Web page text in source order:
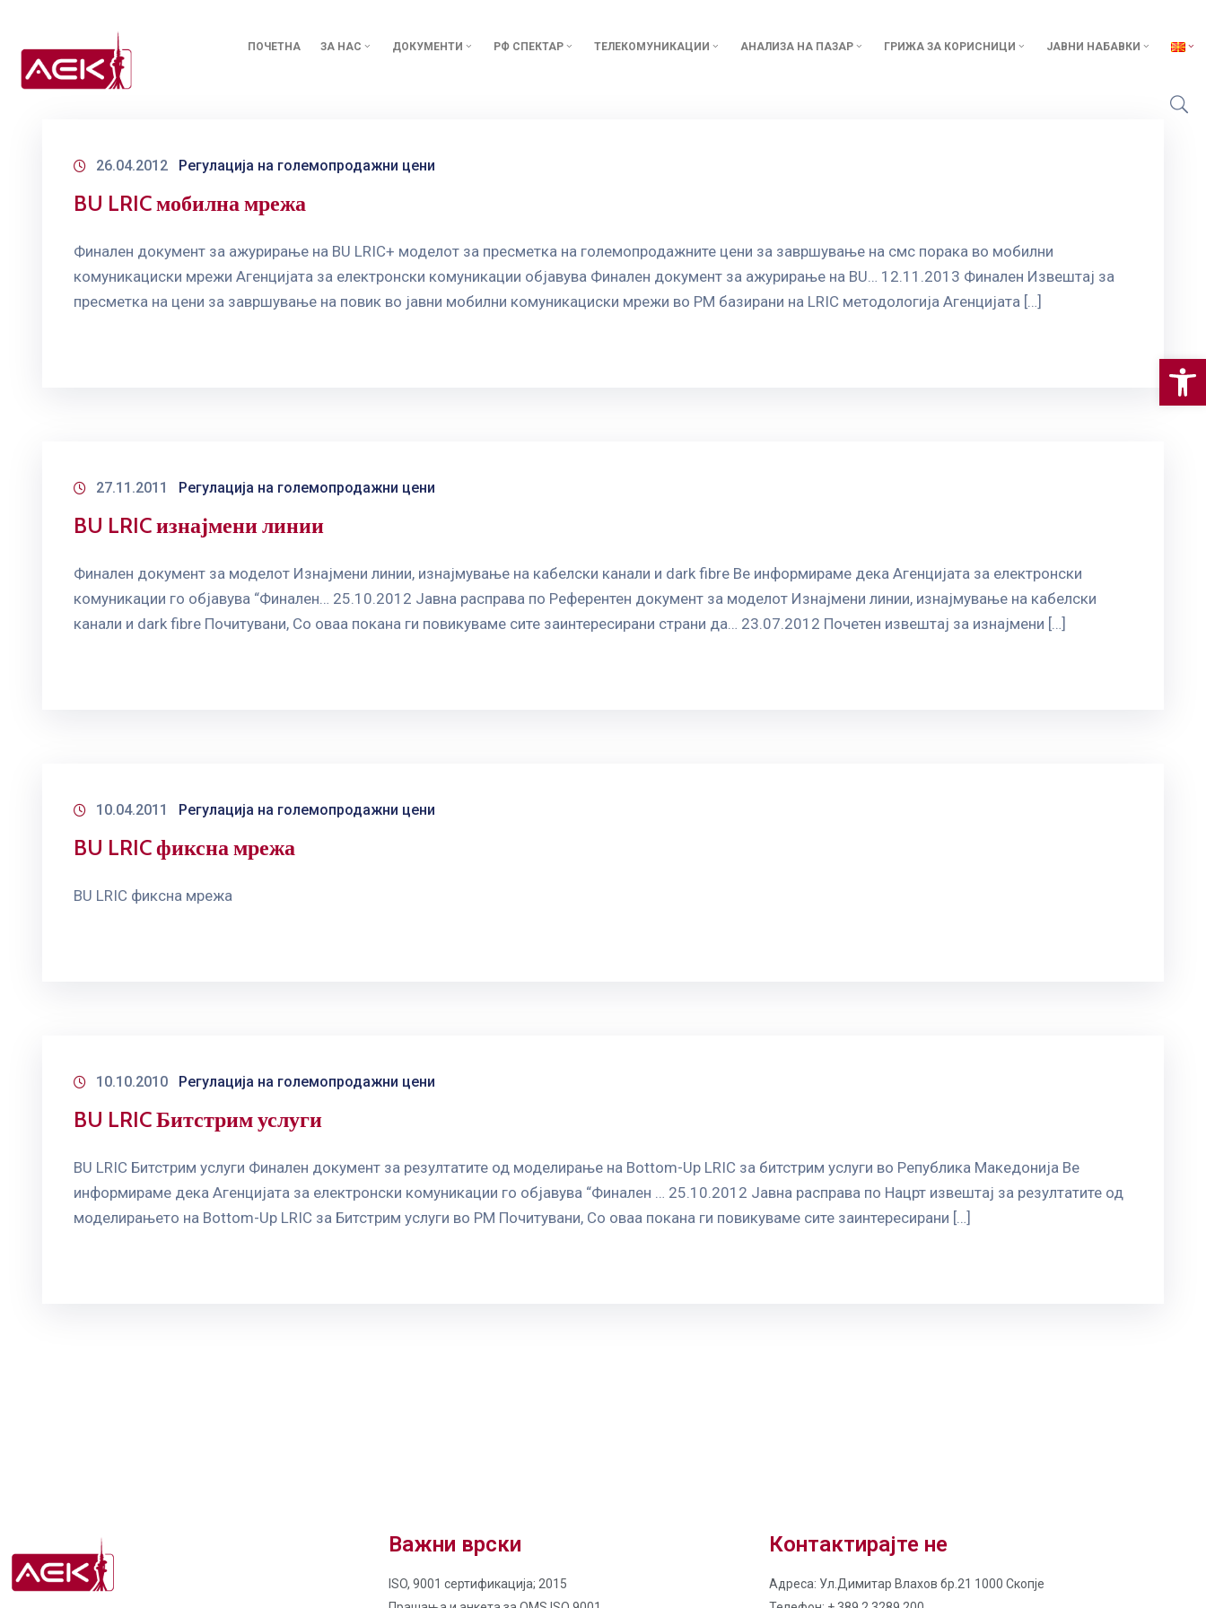
ПОЧЕТНА ЗА НАС ДОКУМЕНТИ РФ СПЕКТАР ТЕЛЕКОМУНИКАЦИИ АНАЛИЗА НА ПАЗАР ГРИЖА ЗА КОРИСНИЦИ ЈАВНИ НАБАВКИ
26.04.2012 Регулација на големопродажни цени
BU LRIC мобилна мрежа
Финален документ за ажурирање на BU LRIC+ моделот за пресметка на големопродажните цени за завршување на смс порака во мобилни
комуникациски мрежи Агенцијата за електронски комуникации објавува Финален документ за ажурирање на BU… 12.11.2013 Финален Извештај за
пресметка на цени за завршување на повик во јавни мобилни комуникациски мрежи во РМ базирани на LRIC методологија Агенцијата […]
27.11.2011 Регулација на големопродажни цени
BU LRIC изнајмени линии
Финален документ за моделот Изнајмени линии, изнајмување на кабелски канали и dark fibre Ве информираме дека Агенцијата за електронски
комуникации го објавува “Финален… 25.10.2012 Јавна расправа по Референтен документ за моделот Изнајмени линии, изнајмување на кабелски
канали и dark fibre Почитувани, Со оваа покана ги повикуваме сите заинтересирани страни да… 23.07.2012 Почетен извештај за изнајмени […]
10.04.2011 Регулација на големопродажни цени
BU LRIC фиксна мрежа
BU LRIC фиксна мрежа
10.10.2010 Регулација на големопродажни цени
BU LRIC Битстрим услуги
BU LRIC Битстрим услуги Финален документ за резултатите од моделирање на Bottom-Up LRIC за битстрим услуги во Република Македонија Ве
информираме дека Агенцијата за електронски комуникации го објавува “Финален … 25.10.2012 Јавна расправа по Нацрт извештај за резултатите од
моделирањето на Bottom-Up LRIC за Битстрим услуги во РМ Почитувани, Со оваа покана ги повикуваме сите заинтересирани […]
Важни врски
ISO, 9001 сертификација; 2015
Контактирајте не
Адреса: Ул.Димитар Влахов бр.21 1000 Скопје